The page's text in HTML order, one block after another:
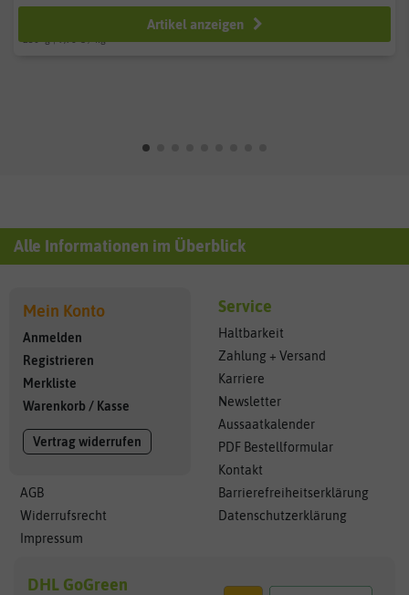
Artikel anzeigen
Alle Informationen im Überblick
Mein Konto
Anmelden
Registrieren
Merkliste
Warenkorb / Kasse
Vertrag widerrufen
AGB
Widerrufsrecht
Impressum
Service
Haltbarkeit
Zahlung + Versand
Karriere
Newsletter
Aussaatkalender
PDF Bestellformular
Kontakt
Barrierefreiheitserklärung
Datenschutzerklärung
DHL GoGreen